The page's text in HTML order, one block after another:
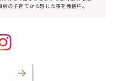
の子育てから感じた事を発信中。